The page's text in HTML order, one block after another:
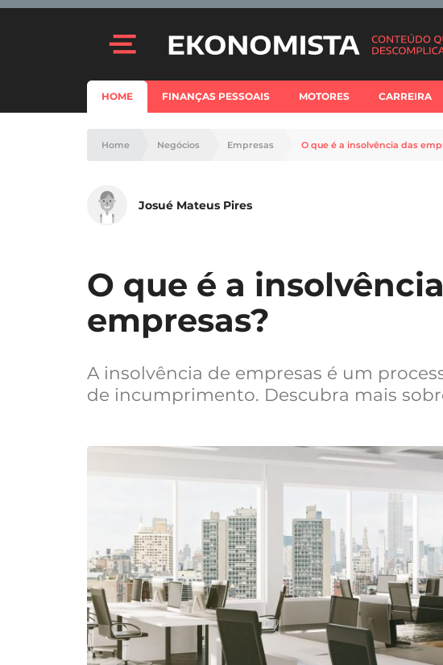
HOME FINANÇAS PESSOAIS MOTORES CARREIRA
Home Negócios Empresas O que é a insolvência das
Josué Mateus Pires
O que é a
empresas?
A insolvência de empresas é um
de incumprimento. Descubra mais